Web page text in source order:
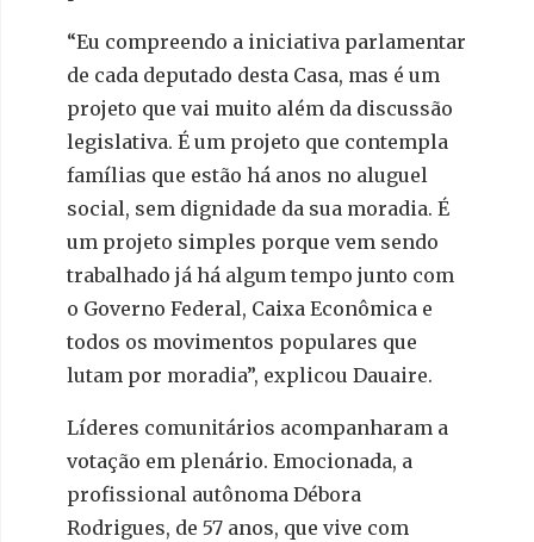
“Eu compreendo a iniciativa parlamentar
de cada deputado desta Casa, mas é um
projeto que vai muito além da discussão
legislativa. É um projeto que contempla
famílias que estão há anos no aluguel
social, sem dignidade da sua moradia. É
um projeto simples porque vem sendo
trabalhado já há algum tempo junto com
o Governo Federal, Caixa Econômica e
todos os movimentos populares que
lutam por moradia”, explicou Dauaire.
Líderes comunitários acompanharam a
votação em plenário. Emocionada, a
profissional autônoma Débora
Rodrigues, de 57 anos, que vive com